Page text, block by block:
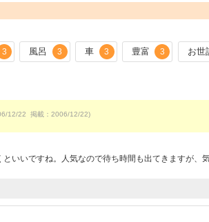
3 風呂 3 車 3 豊富 3 お世
12/22 掲載：2006/12/22)
いいですね。人気なので待ち時間も出てきますが、